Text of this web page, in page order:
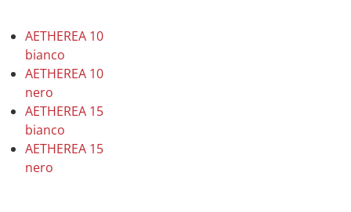
AETHEREA 10
bianco
AETHEREA 10
nero
AETHEREA 15
bianco
AETHEREA 15
nero